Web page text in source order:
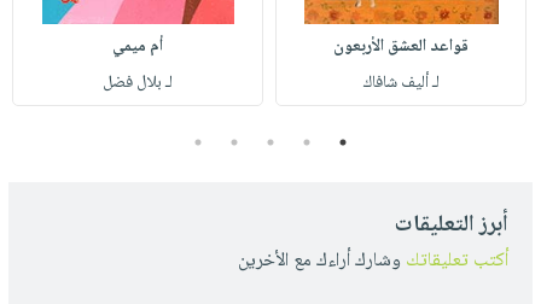
قواعد العشق الأربعون
لـ أليف شافاك
أم ميمي
لـ بلال فضل
1
2
3
4
5
أبرز التعليقات
أكتب تعليقاتك وشارك أراءك مع الأخرين